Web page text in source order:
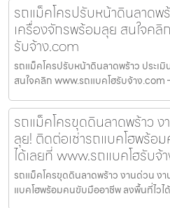
รถแม็คโครปรับหน้าดินลาดพ
เครื่องจักรพร้อมลุย สนใจค
รับจ้าง.com
รถแม็คโครปรับหน้าดินลาดพร้าว ประเ
สนใจคลิก www.รถแบคโฮรับจ้าง.com
รถแม็คโครขุดดินลาดพร้าว ง
ลุย! ติดต่อเช่ารถแบคโฮพร้อ
ได้เลยที่ www.รถแบคโฮรับจ้
รถแม็คโครขุดดินลาดพร้าว งานด่วน งา
แบคโฮพร้อมคนขับมืออาชีพ ลงพื้นที่ไวไ